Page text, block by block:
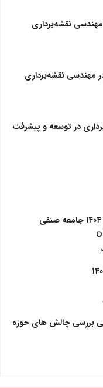
مهندسی نقشه‌برداری
نقشه‌برداری
در توسعه و پیشرفت
گردهمایی نوروزی سال ۱۴۰۴ جامعه صنفی
بررسی چالش های حوزه